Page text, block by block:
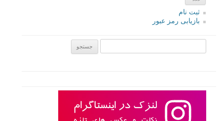
عکس‌کاوی #7: تیله گرافی
پاسخ دهید